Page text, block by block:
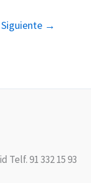
Siguiente →
Telf. 91 332 15 93